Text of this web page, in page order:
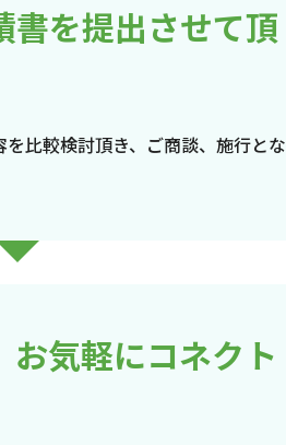
書を提出させて頂
比較検討頂き、ご商談、施行とな
気軽にコネクト